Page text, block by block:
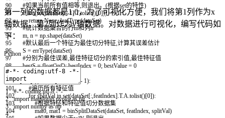
90
91
92
93
94
95
96
97
98
99
100
101
102
103
104
#如果当前所有值相等,则退出。(根据set的特性)
if len(set(dataSet[:,-1].T.tolist()[0])) == 1:
return None, leafType(dataSet)
#统计数据集合的行m和列n
m n = np shape(dataSet)
#默认最后一个特征为最佳切分特征,计算其误差估计
S = errType(dataSet)
#分别为最佳误差,最佳特征切分的索引值,最佳特征值
bestS = float('inf'); bestIndex = 0; bestValue = 0
#遍历所有特征列
for
- 1):
#遍历所有特征值
for splitVal in set(dataSet[: featIndex] T.A tolist()[0]):
#根据特征和特征值切分数据集
mat0 mat1 = binSplitDataSet(dataSet featIndex splitVal)
第一列的数据都是1.0，为了可视化方便，我们将第1列作为x
轴数据，第2列作为y轴数据。对数据进行可视化，编写代码如
下：
Python
1
2
3
4
#-*- coding:utf-8 -*-
import matplotlib.pyplotas plt
import numpyas np